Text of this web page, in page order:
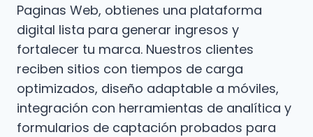
Paginas Web, obtienes una plataforma
digital lista para generar ingresos y
fortalecer tu marca. Nuestros clientes
reciben sitios con tiempos de carga
optimizados, diseño adaptable a móviles,
integración con herramientas de analítica y
formularios de captación probados para